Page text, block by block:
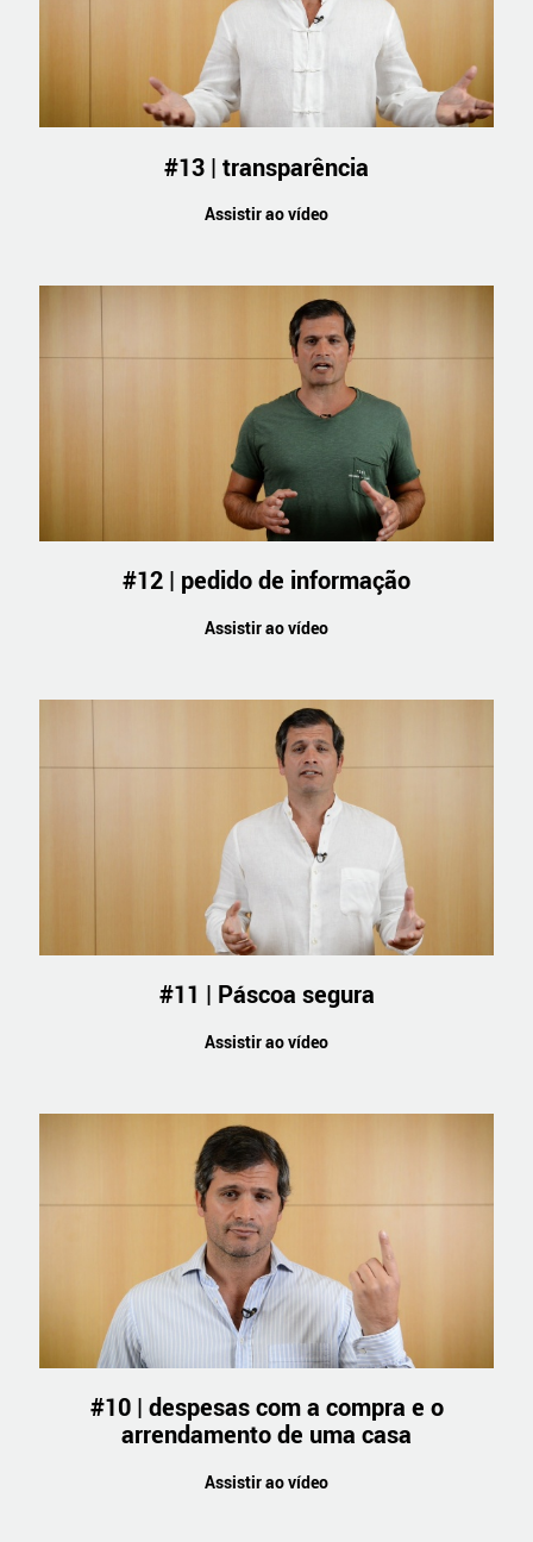
#13 | transparência
Assistir ao vídeo
#12 | pedido de informação
Assistir ao vídeo
#11 | Páscoa segura
Assistir ao vídeo
#10 | despesas com a compra e o
arrendamento de uma casa
Assistir ao vídeo